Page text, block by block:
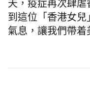
天，疫症再次肆
到這位「香港女兒
氣息，讓我們帶着